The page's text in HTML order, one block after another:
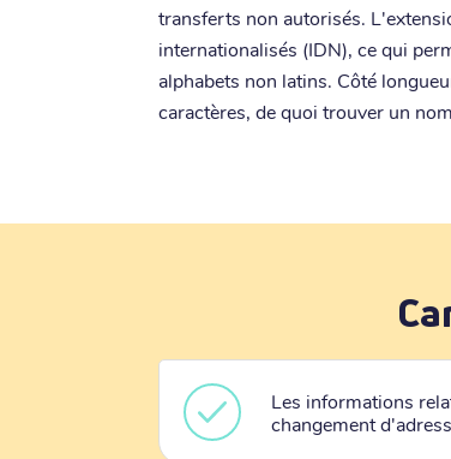
transferts non autorisés.
internationalisés (IDN), ce qui
alphabets non latins. Côté
caractères, de quoi trouver un
Les informations
changement